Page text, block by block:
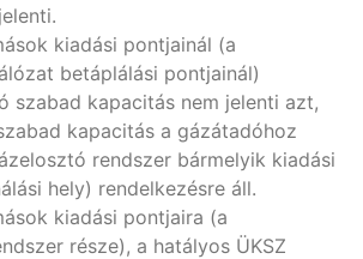
kiadási pontjainál (a
betáplálási pontjainál)
szabad kapacitás nem jelenti azt,
kapacitás a gázátadóhoz
rendszer bármelyik kiadási
hely) rendelkezésre áll.
kiadási pontjaira (a
része), a hatályos ÜKSZ